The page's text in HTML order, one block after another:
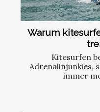
Warum
Kitesurfen
Adrenalinjunkies,
immer